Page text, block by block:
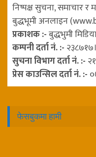
निष्पक्ष सुचना, समाचार र
बुद्धभूमी अनलाइन
प्रकाशक :-बुद्धभुमी
कम्पनी दर्ता नं. :-
सुचना विभाग दर्ता नं. :-
प्रेस काउन्सिल दर्ता नं. :-
फेसबुकमा हामी